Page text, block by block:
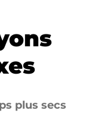
plus secs